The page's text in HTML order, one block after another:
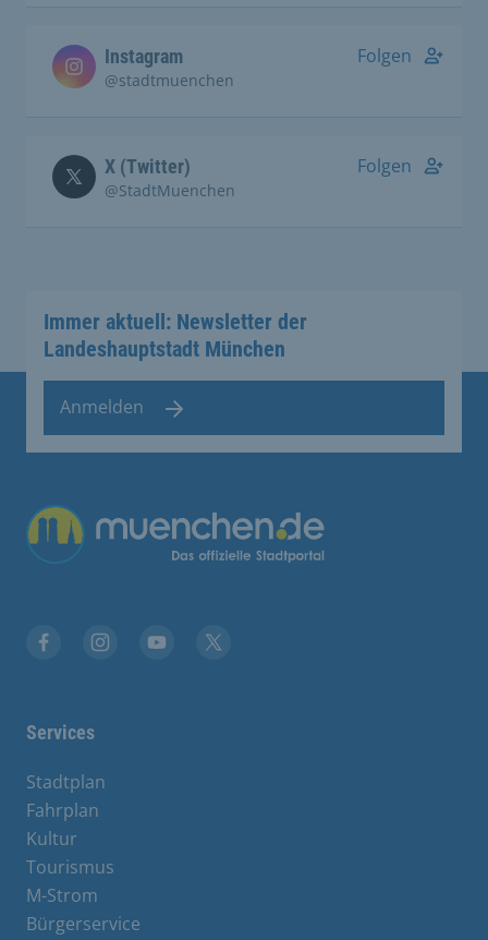
Instagram
@stadtmuenchen
Folgen
X (Twitter)
@StadtMuenchen
Folgen
Immer aktuell: Newsletter der
Landeshauptstadt München
Anmelden
Übergreifende Links
Services
Stadtplan
Fahrplan
Kultur
Tourismus
M-Strom
Bürgerservice